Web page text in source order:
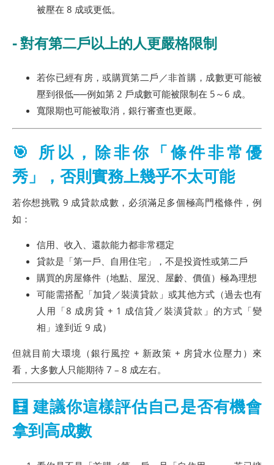
被壓在 8 成或更低。
- 對有第二戶以上的人更嚴格限制
若你已經有房，或購買第二戶／非首購，成數更可能被
壓到很低──例如第 2 戶成數可能被限制在 5～6 成。
寬限期也可能被取消，銀行審查也更嚴。
🎯 所以，除非你「條件非常優
秀」，否則實務上幾乎不太可能
若你想挑戰 9 成貸款成數，必須滿足多個極高門檻條件，例
如：
信用、收入、還款能力都非常穩定
貸款是「第一戶、自用住宅」，不是投資性或第二戶
購買的房屋條件（地點、屋況、屋齡、價值）極為理想
可能需搭配「加貸／裝潢貸款」或其他方式（過去也有
人用「8 成房貸 + 1 成信貸／裝潢貸款」的方式「變
相」達到近 9 成）
但就目前大環境（銀行風控 + 新政策 + 房貸水位壓力）來
看，大多數人只能期待 7 – 8 成左右。
🧮 建議你這樣評估自己是否有機會
拿到高成數